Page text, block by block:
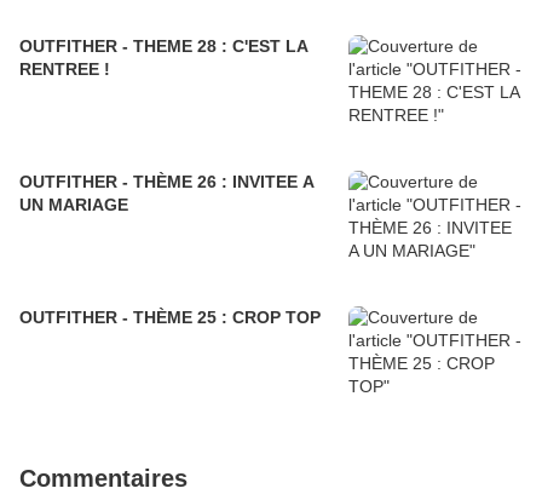
OUTFITHER - THEME 28 : C'EST LA
RENTREE !
OUTFITHER - THÈME 26 : INVITEE A
UN MARIAGE
OUTFITHER - THÈME 25 : CROP TOP
Commentaires